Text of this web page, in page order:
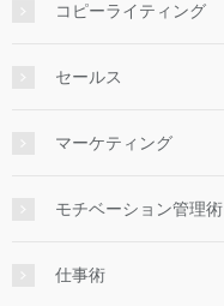
コピーライティング
セールス
マーケティング
モチベーション管理術
仕事術